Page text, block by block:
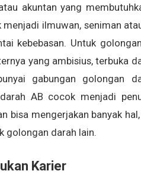
akuntan yang
ilmuwan, seniman
kebebasan. Untuk
yang ambisius, terbuka
gabungan golongan
AB cocok menjadi
bisa mengerjakan banyak
golongan darah lain.
Karier